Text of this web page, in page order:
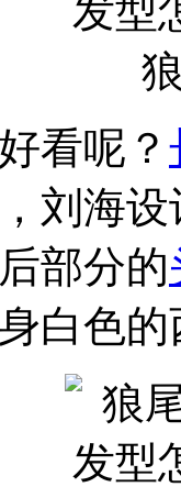
看呢？
，刘海
部分的
白色